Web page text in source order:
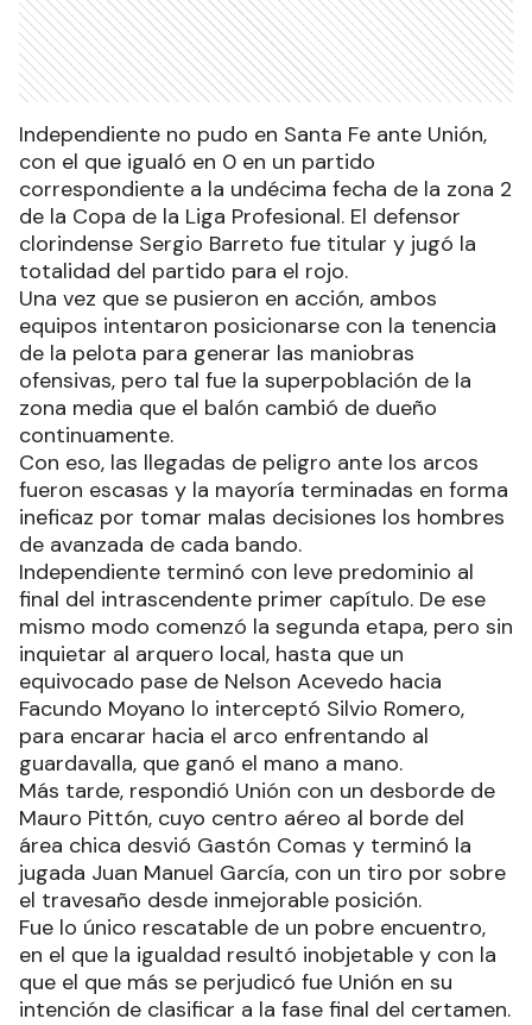
Independiente no pudo en Santa Fe ante Unión,
con el que igualó en 0 en un partido
correspondiente a la undécima fecha de la zona 2
de la Copa de la Liga Profesional. El defensor
clorindense Sergio Barreto fue titular y jugó la
totalidad del partido para el rojo.
Una vez que se pusieron en acción, ambos
equipos intentaron posicionarse con la tenencia
de la pelota para generar las maniobras
ofensivas, pero tal fue la superpoblación de la
zona media que el balón cambió de dueño
continuamente.
Con eso, las llegadas de peligro ante los arcos
fueron escasas y la mayoría terminadas en forma
ineficaz por tomar malas decisiones los hombres
de avanzada de cada bando.
Independiente terminó con leve predominio al
final del intrascendente primer capítulo. De ese
mismo modo comenzó la segunda etapa, pero sin
inquietar al arquero local, hasta que un
equivocado pase de Nelson Acevedo hacia
Facundo Moyano lo interceptó Silvio Romero,
para encarar hacia el arco enfrentando al
guardavalla, que ganó el mano a mano.
Más tarde, respondió Unión con un desborde de
Mauro Pittón, cuyo centro aéreo al borde del
área chica desvió Gastón Comas y terminó la
jugada Juan Manuel García, con un tiro por sobre
el travesaño desde inmejorable posición.
Fue lo único rescatable de un pobre encuentro,
en el que la igualdad resultó inobjetable y con la
que el que más se perjudicó fue Unión en su
intención de clasificar a la fase final del certamen.